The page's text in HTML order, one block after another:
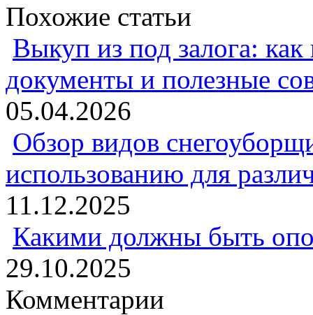
Похожие статьи
Выкуп из под залога:
документы и полезные
05.04.2026
Обзор видов
использованию для
11.12.2025
Какими должны быть
29.10.2025
Комментарии